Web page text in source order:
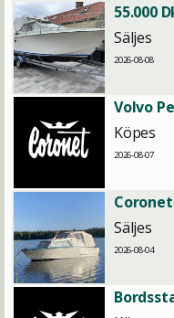
55.000
Säljes
2026-08-08
Volvo
Köpes
2026-08-07
Säljes
2026-08-04